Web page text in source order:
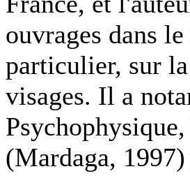
ouvrages dans
particulier, sur
visages. Il a
(Mardaga,